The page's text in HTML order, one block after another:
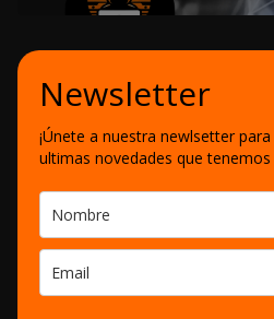
Newsletter
¡Únete a nuestra newlsetter
ultimas novedades que tenemos